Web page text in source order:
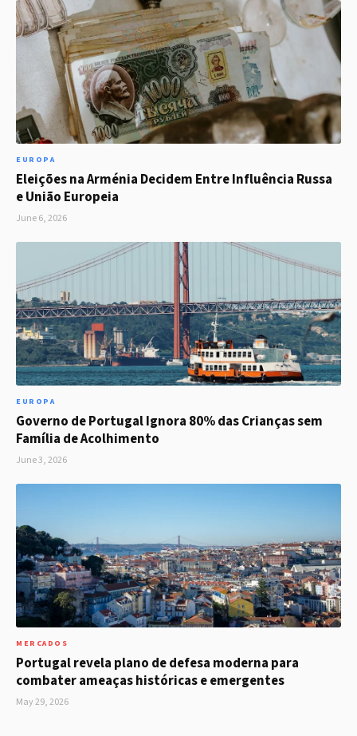
EUROPA
Eleições na Arménia Decidem Entre Influência Russa
e União Europeia
June 6, 2026
EUROPA
Governo de Portugal Ignora 80% das Crianças sem
Família de Acolhimento
June 3, 2026
MERCADOS
Portugal revela plano de defesa moderna para
combater ameaças históricas e emergentes
May 29, 2026